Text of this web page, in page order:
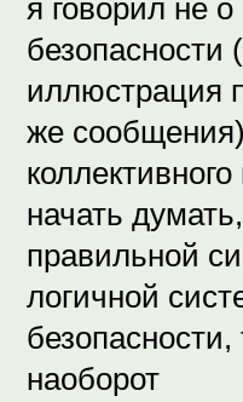
я говорил не
безопасности
иллюстрация
же
начать
правильной
логичной
наоборот